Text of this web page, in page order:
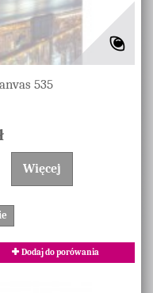
535
Więcej
Dodaj do porówania